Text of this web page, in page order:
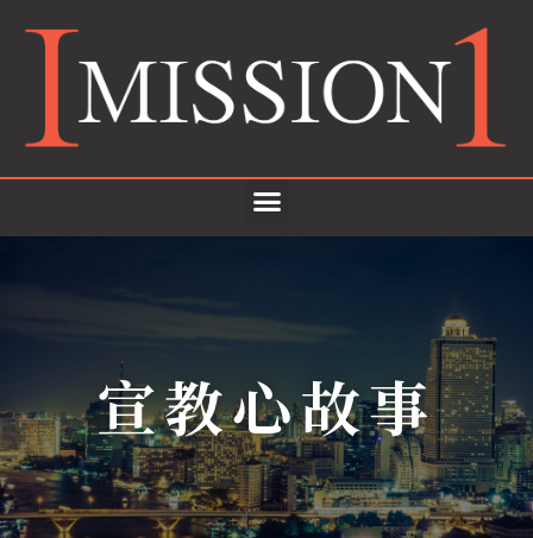
宣教心故事